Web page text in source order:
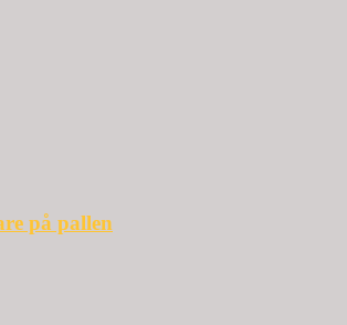
på pallen